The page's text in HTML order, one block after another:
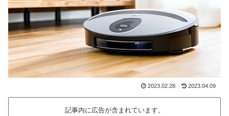
2023.02.28 2023.04.09
記事内に広告が含まれています。